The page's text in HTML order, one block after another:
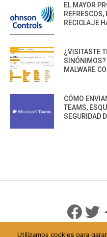
EL MAYOR
RECICLAJE
¿VISITASTE
SINÓNIMOS?
MALWARE
CÓMO
TEAMS,
SEGURIDAD
Utilizamos cookies para